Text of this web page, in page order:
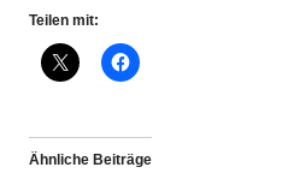
Teilen mit:
Ähnliche Beiträge